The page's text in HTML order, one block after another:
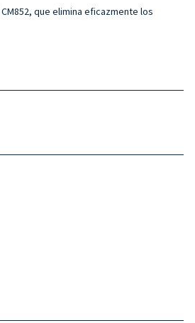
CM852, que elimina eficazmente los